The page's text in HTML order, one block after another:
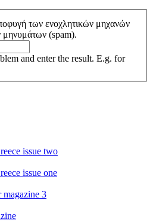
των ενοχλητικών μηχανών
μηνυμάτων (spam).
and enter the result. E.g. for